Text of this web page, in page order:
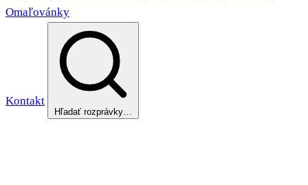
Omaľovánky
Kontakt
Hľadať rozprávky…